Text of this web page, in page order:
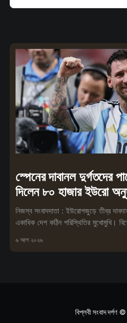
স্পেনের দাবানল দুর্গতদের
দিলেন ৮০ হাজার ইউরো
নিজস্ব সংবাদদাতা : ইউরোপজুড়ে তীব্র
একাধিক দেশ কঠিন পরিস্থিতির মুখোমুখি।
৬ আগ ২০২৬
বিপ্লবী সংবাদ দর্পণ©